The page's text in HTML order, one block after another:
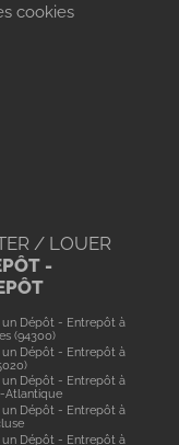
cookies
/ LOUER
-
un Dépôt - Entrepôt à
(94300)
un Dépôt - Entrepôt à
un Dépôt - Entrepôt à
Atlantique
un Dépôt - Entrepôt à
un Dépôt - Entrepôt à